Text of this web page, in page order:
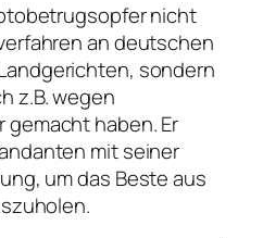
nicht
an deutschen
sondern
z.B. wegen
haben. Er
mit seiner
um das Beste aus